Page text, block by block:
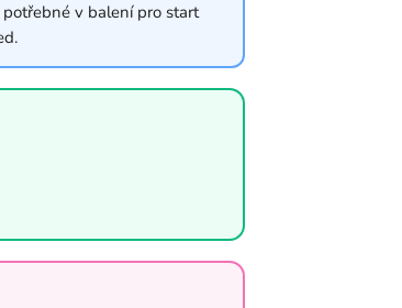
potřebné v balení pro start